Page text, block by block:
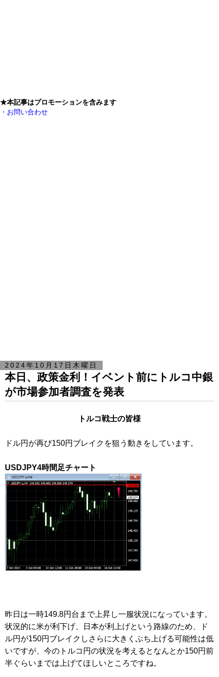
★本記事はプロモーションを含みます
・お問い合わせ
2024年10月17日木曜日
本日、政策金利！イベント前にトルコ中銀
が市場参加者調査を発表
トルコ戦士の皆様
ドル円が再び150円ブレイクを狙う動きをしています。
USDJPY4時間足チャート
昨日は一時149.8円台まで上昇し一服状況になっています。
状況的に米が利下げ、日本が利上げという路線のため、ド
ル円が150円ブレイクしさらに大きくぶち上げる可能性は低
いですが、今のトルコ円の状況を考えるとなんとか150円前
半ぐらいまでは上げてほしいところですね。